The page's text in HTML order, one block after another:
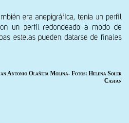
era anepigráfica, tenía un perfil
un perfil redondeado a modo de
estelas pueden datarse de finales
Antonio Olañeta Molina- Fotos: Helena Soler
Castán